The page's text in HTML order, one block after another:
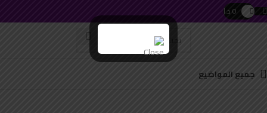
0د.ا
جميع المواضيع
Click to enlarge